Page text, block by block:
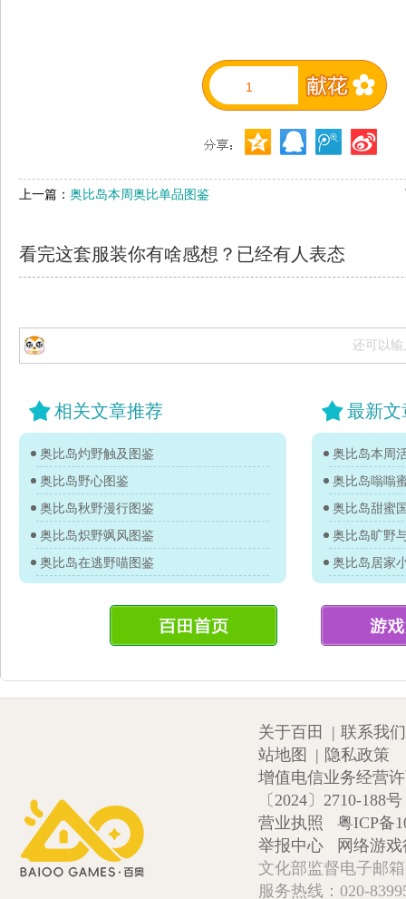
1
上一篇： 奥比岛本周奥比单品图鉴
看完这套服装你有啥感想？已经有人表态
还可以输
相关文章推荐
奥比岛灼野触及图鉴
奥比岛野心图鉴
奥比岛秋野漫行图鉴
奥比岛炽野飒风图鉴
奥比岛在逃野喵图鉴
最新文
奥比岛本周
奥比岛嗡嗡
奥比岛甜蜜
奥比岛旷野
奥比岛居家
关于百田 | 联系我们
站地图
| 隐私政策
增值电信业务经营
〔2024〕2710-188号
营业执照
粤ICP备
举报中心
网络游
文化部监督电子邮
服务热线：020-